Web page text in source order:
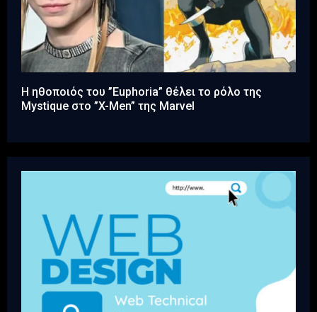
Η ηθοποιός του ”Euphoria” θέλει το ρόλο της
Mystique στο ”X-Men” της Marvel